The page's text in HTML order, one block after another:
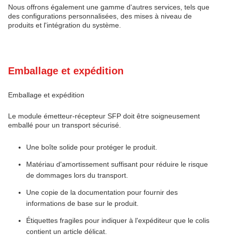
Nous offrons également une gamme d'autres services, tels que
des configurations personnalisées, des mises à niveau de
produits et l'intégration du système.
Emballage et expédition
Emballage et expédition
Le module émetteur-récepteur SFP doit être soigneusement
emballé pour un transport sécurisé.
Une boîte solide pour protéger le produit.
Matériau d'amortissement suffisant pour réduire le risque
de dommages lors du transport.
Une copie de la documentation pour fournir des
informations de base sur le produit.
Étiquettes fragiles pour indiquer à l'expéditeur que le colis
contient un article délicat.